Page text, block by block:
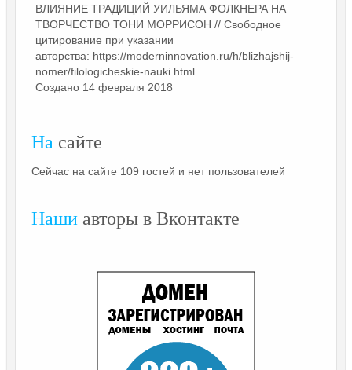
ВЛИЯНИЕ ТРАДИЦИЙ УИЛЬЯМА ФОЛКНЕРА НА
ТВОРЧЕСТВО ТОНИ МОРРИСОН // Свободное
цитирование при указании
авторства: https://moderninnovation.ru/h/blizhajshij-
nomer/filologicheskie-nauki.html ...
Создано 14 февраля 2018
На сайте
Сейчас на сайте 109 гостей и нет пользователей
Наши авторы в Вконтакте